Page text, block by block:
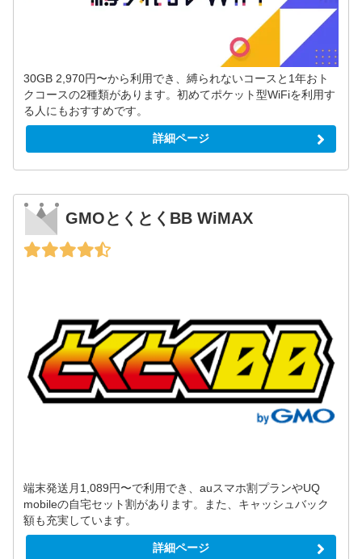
30GB 2,970円〜から利用でき、縛られないコースと1年おト
クコースの2種類があります。初めてポケット型WiFiを利用す
る人にもおすすめです。
詳細ページ
GMOとくとくBB WiMAX
端末発送月1,089円〜で利用でき、auスマホ割プランやUQ
mobileの自宅セット割があります。また、キャッシュバック
額も充実しています。
詳細ページ